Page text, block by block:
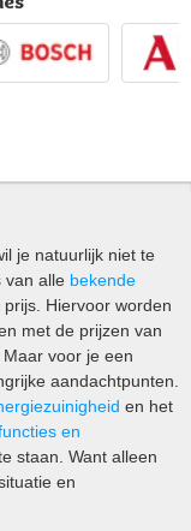
je natuurlijk niet te
van alle bekende
Hiervoor worden
met de prijzen van
voor je een
aandachtpunten.
en het
en
staan. Want alleen
en